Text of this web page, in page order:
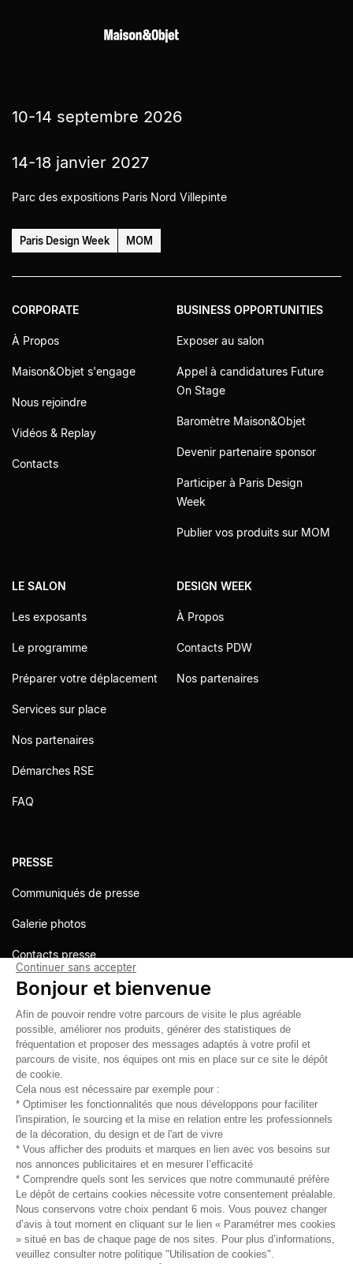
10-14 septembre 2026
14-18 janvier 2027
Parc des expositions Paris Nord Villepinte
Paris Design Week MOM
CORPORATE
À Propos
Maison&Objet s'engage
Nous rejoindre
Vidéos & Replay
Contacts
BUSINESS OPPORTUNITIES
Exposer au salon
Appel à candidatures Future
On Stage
Baromètre Maison&Objet
Devenir partenaire sponsor
Participer à Paris Design
Week
Publier vos produits sur MOM
LE SALON
Les exposants
Le programme
Préparer votre déplacement
Services sur place
Nos partenaires
Démarches RSE
FAQ
DESIGN WEEK
À Propos
Contacts PDW
Nos partenaires
PRESSE
Communiqués de presse
Galerie photos
Contacts presse
Restez connectés
Téléchargez l'application
Continuer sans accepter
Bonjour et bienvenue
Afin de pouvoir rendre votre parcours de visite le plus agréable
possible, améliorer nos produits, générer des statistiques de
fréquentation et proposer des messages adaptés à votre profil et
parcours de visite, nos équipes ont mis en place sur ce site le dépôt
de cookie.
Cela nous est nécessaire par exemple pour :
* Optimiser les fonctionnalités que nous développons pour faciliter
l'inspiration, le sourcing et la mise en relation entre les professionnels
de la décoration, du design et de l'art de vivre
* Vous afficher des produits et marques en lien avec vos besoins sur
nos annonces publicitaires et en mesurer l’efficacité
* Comprendre quels sont les services que notre communauté préfère
Le dépôt de certains cookies nécessite votre consentement préalable.
Nous conservons votre choix pendant 6 mois. Vous pouvez changer
d’avis à tout moment en cliquant sur le lien « Paramétrer mes cookies
» situé en bas de chaque page de nos sites. Pour plus d’informations,
veuillez consulter notre politique "Utilisation de cookies".